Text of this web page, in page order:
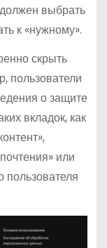
выбрать
к «нужному».
скрыть
пользователи
о защите
вкладок, как
или
пользователя